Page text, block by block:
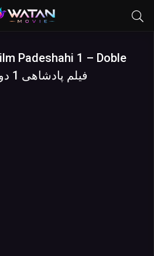
Padeshahi 1 – Doble
Farsi فیلم پادشاهی 1 دوبله فارسی